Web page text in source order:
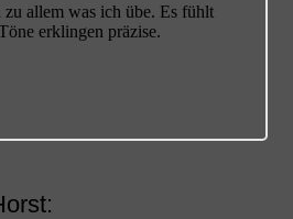
zu allem was ich übe. Es fühlt
erklingen präzise.